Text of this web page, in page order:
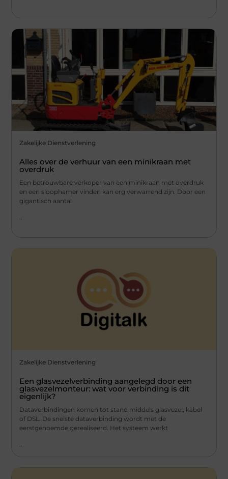
Zakelijke Dienstverlening
Alles over de verhuur van een minikraan met
overdruk
Een betrouwbare verkoper van een minikraan met overdruk
en een sloophamer vinden kan erg verwarrend zijn. Door een
gigantisch aantal
Zakelijke Dienstverlening
Een glasvezelverbinding aangelegd door een
glasvezelmonteur: wat voor verbinding is dit
eigenlijk?
Dataverbindingen komen tot stand middels glasvezel, kabel
of DSL. De snelste dataverbinding wordt met de
eerstgenoemde gerealiseerd. Het systeem werkt
...